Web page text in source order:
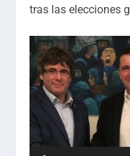
tras las elecciones